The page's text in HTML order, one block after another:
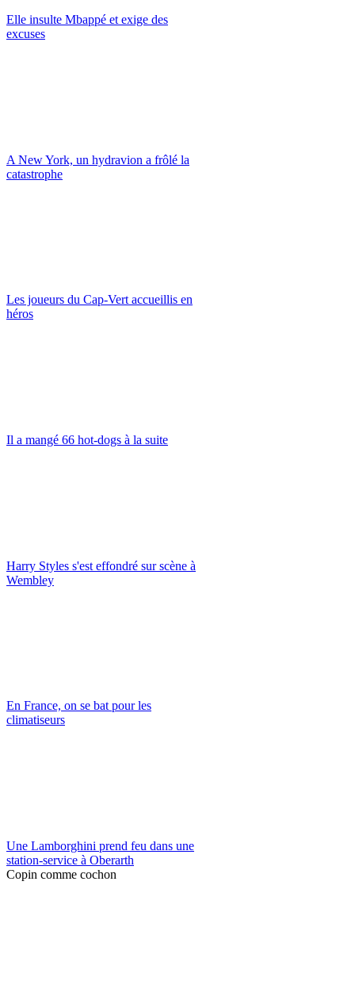
Elle insulte Mbappé et exige des
excuses
A New York, un hydravion a frôlé la
catastrophe
Les joueurs du Cap-Vert accueillis en
héros
Il a mangé 66 hot-dogs à la suite
Harry Styles s'est effondré sur scène à
Wembley
En France, on se bat pour les
climatiseurs
Une Lamborghini prend feu dans une
station-service à Oberarth
Copin comme cochon